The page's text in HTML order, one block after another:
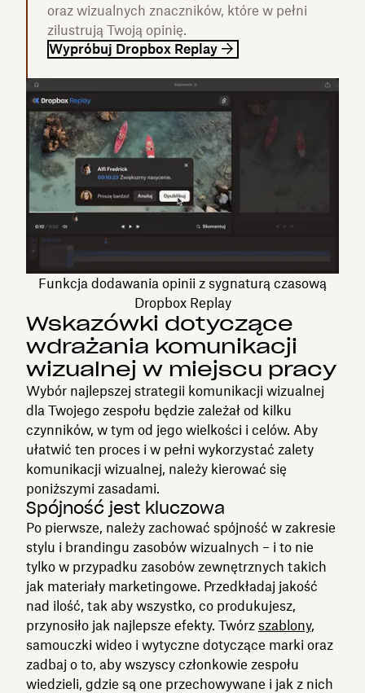
oraz wizualnych znaczników, które w pełni
zilustrują Twoją opinię.
Wypróbuj Dropbox Replay
Funkcja dodawania opinii z sygnaturą czasową
Dropbox Replay
Wskazówki dotyczące
wdrażania komunikacji
wizualnej w miejscu pracy
Wybór najlepszej strategii komunikacji wizualnej
dla Twojego zespołu będzie zależał od kilku
czynników, w tym od jego wielkości i celów. Aby
ułatwić ten proces i w pełni wykorzystać zalety
komunikacji wizualnej, należy kierować się
poniższymi zasadami.
Spójność jest kluczowa
Po pierwsze, należy zachować spójność w zakresie
stylu i brandingu zasobów wizualnych – i to nie
tylko w przypadku zasobów zewnętrznych takich
jak materiały marketingowe. Przedkładaj jakość
nad ilość, tak aby wszystko, co produkujesz,
przynosiło jak najlepsze efekty. Twórz szablony,
samouczki wideo i wytyczne dotyczące marki oraz
zadbaj o to, aby wszyscy członkowie zespołu
wiedzieli, gdzie są one przechowywane i jak z nich